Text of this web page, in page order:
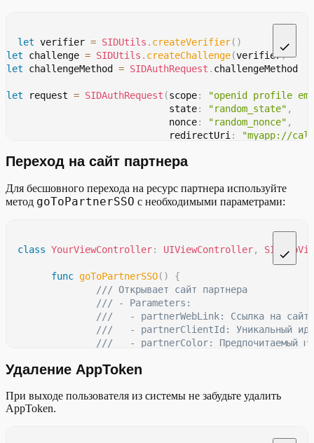
let verifier = SIDUtils . createVerifier( )
let challenge = SIDUtils . createChallenge(verifier)
let challengeMethod = SIDAuthRequest . challengeMethod
let request = SIDAuthRequest (scope:
"openid profile
                             state
: "random_state" ,
                             nonce
: "random_nonce" ,
                             redirectUri
:
"myapp://
                             codeChallengeMethod
SID.login.refreshAppToken (request: request) { [weak
guard
let self = self else { return }
let state = response
// При успешном ответе
case
.failure let
// Получена ошибка, следует
Переход на сайт партнера
Для бесшовного перехода на ресурс партнера используйте
метод goToPartnerSSO с необходимыми параметрами:
class YourViewController: UIViewController,
func goToPartnerSSO( )
{
/// Открывает сайт партнера
/// - Parameters:
///   - partnerWebLink: Ссылка на сайт
///   - partnerClientId: Уникальный
///   - partnerColor: Предпочитаемый
///   - delegate: Обработчик событий
if let error = SID. login.goToPartnerSSO
Удаление AppToken
При выходе пользователя из системы не забудьте удалить
AppToken.